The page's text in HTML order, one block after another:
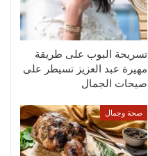
تسريحة البوب على طريقة
مهيرة عبد العزيز تسيطر على
صيحات الجمال
صحة وجمال